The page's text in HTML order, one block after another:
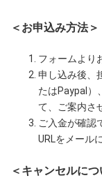
＜お申込み方法＞
フォームより
申し込み後、
たはPaypal）
て、ご案内さ
ご入金が確認
URLをメール
＜キャンセルにつ